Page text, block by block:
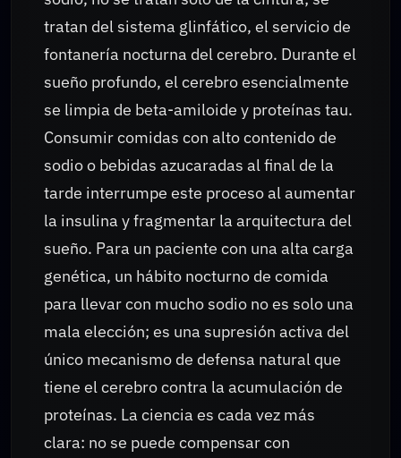
tratan del sistema glinfático, el servicio de
fontanería nocturna del cerebro. Durante el
sueño profundo, el cerebro esencialmente
se limpia de beta-amiloide y proteínas tau.
Consumir comidas con alto contenido de
sodio o bebidas azucaradas al final de la
tarde interrumpe este proceso al aumentar
la insulina y fragmentar la arquitectura del
sueño. Para un paciente con una alta carga
genética, un hábito nocturno de comida
para llevar con mucho sodio no es solo una
mala elección; es una supresión activa del
único mecanismo de defensa natural que
tiene el cerebro contra la acumulación de
proteínas. La ciencia es cada vez más
clara: no se puede compensar con